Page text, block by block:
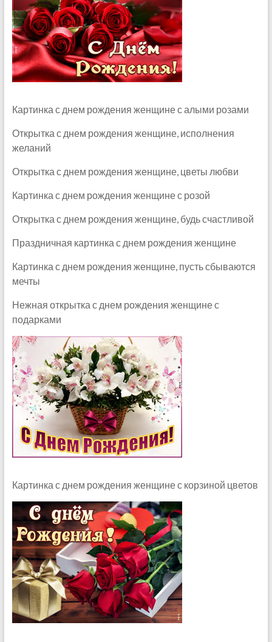
Картинка с днем рождения женщине с алыми розами
Открытка с днем рождения женщине, исполнения
желаний
Открытка с днем рождения женщине, цветы любви
Картинка с днем рождения женщине с розой
Открытка с днем рождения женщине, будь счастливой
Праздничная картинка с днем рождения женщине
Картинка с днем рождения женщине, пусть сбываются
мечты
Нежная открытка с днем рождения женщине с
подарками
Картинка с днем рождения женщине с корзиной цветов